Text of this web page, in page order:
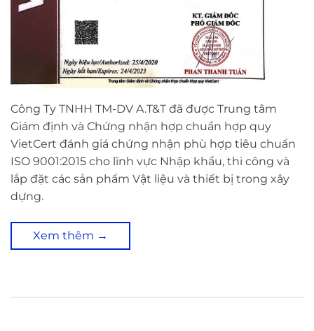
Công Ty TNHH TM-DV A.T&T đã được Trung tâm
Giám định và Chứng nhận hợp chuẩn hợp quy
VietCert đánh giá chứng nhận phù hợp tiêu chuẩn
ISO 9001:2015 cho lĩnh vực Nhập khẩu, thi công và
lắp đặt các sản phẩm Vật liệu và thiết bị trong xây
dựng.
Xem thêm →